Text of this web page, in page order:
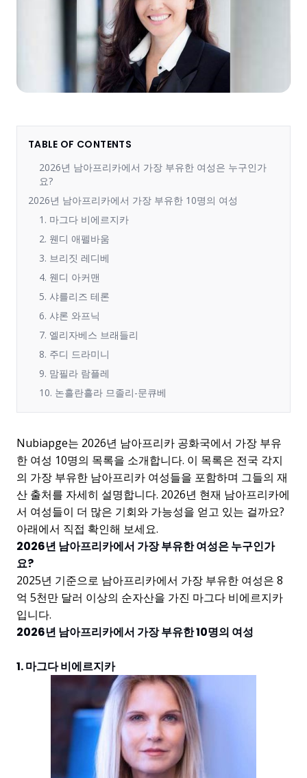
TABLE OF CONTENTS
2026년 남아프리카에서 가장 부유한 여성은 누구인가
요?
2026년 남아프리카에서 가장 부유한 10명의 여성
1. 마그다 비에르지카
2. 웬디 애펠바움
3. 브리짓 레디베
4. 웬디 아커맨
5. 샤를리즈 테론
6. 샤론 와프닉
7. 엘리자베스 브래들리
8. 주디 드라미니
9. 맘필라 람플레
10. 논흘란흘라 므졸리-문큐베
Nubiapge는 2026년 남아프리카 공화국에서 가장 부유
한 여성 10명의 목록을 소개합니다. 이 목록은 전국 각지
의 가장 부유한 남아프리카 여성들을 포함하며 그들의 재
산 출처를 자세히 설명합니다. 2026년 현재 남아프리카에
서 여성들이 더 많은 기회와 가능성을 얻고 있는 걸까요?
아래에서 직접 확인해 보세요.
2026년 남아프리카에서 가장 부유한 여성은 누구인가
요?
2025년 기준으로 남아프리카에서 가장 부유한 여성은 8
억 5천만 달러 이상의 순자산을 가진 마그다 비에르지카
입니다.
2026년 남아프리카에서 가장 부유한 10명의 여성
1. 마그다 비에르지카